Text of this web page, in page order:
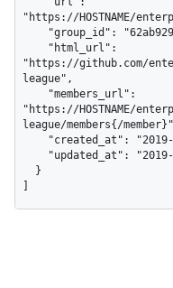
"https://HOSTNAME/
"https://github.com/
league",
"https://HOSTNAME/
league/members{/